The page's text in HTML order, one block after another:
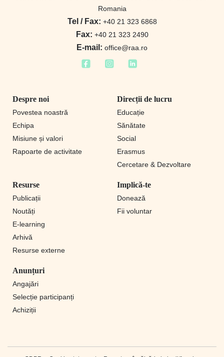
Romania
Tel / Fax: +40 21 323 6868
Fax: +40 21 323 2490
E-mail: office@raa.ro
Despre noi
Povestea noastră
Echipa
Misiune și valori
Rapoarte de activitate
Direcții de lucru
Educație
Sănătate
Social
Erasmus
Cercetare & Dezvoltare
Resurse
Publicații
Noutăți
E-learning
Arhivă
Resurse externe
Implică-te
Donează
Fii voluntar
Anunțuri
Angajări
Selecție participanți
Achiziții